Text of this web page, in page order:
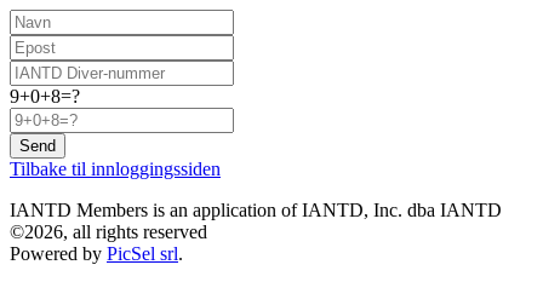
9+0+8=?
Send
Tilbake til innloggingssiden
IANTD Members is an application of IANTD, Inc. dba IANTD
©2026, all rights reserved
Powered by PicSel srl.